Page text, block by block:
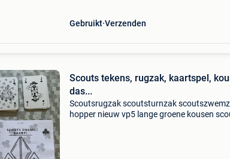
Gebruikt Verzenden
Scouts tekens, rugzak, kaartspel,
das...
Scoutsrugzak scoutsturnzak
hopper nieuw vp5 lange groene kousen